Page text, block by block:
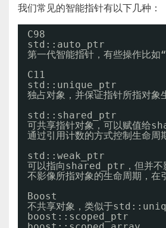
我们常见的智能指针有以下几种：
C98
std::auto_ptr
第一代智能指针，有些操作比
C11
std::unique_ptr
独占对象，并保证指针所指对象
std::shared_ptr
可共享指针对象，可以赋值
通过引用计数的方式控制生命
std::weak_ptr
可以指向shared_ptr，但并不
不影像所指对象的生命周期，
Boost
不共享对象，类似于
boost::scoped_ptr